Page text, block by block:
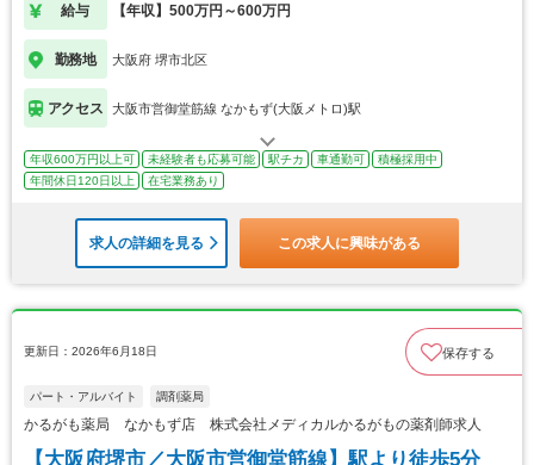
給与 【年収】500万円～600万円
勤務地 大阪府 堺市北区
アクセス 大阪市営御堂筋線 なかもず(大阪メトロ)駅
年収600万円以上可 未経験者も応募可能 駅チカ 車通勤可
積極採用中
年間休日120日以上
在宅業務あり
求人の詳細を見る この求人に興味がある
更新日：2026年6月18日 保存する
パート・アルバイト 調剤薬局
かるがも薬局 なかもず店 株式会社メディカルかるがもの薬剤師求人
【大阪府堺市／大阪市営御堂筋線】駅より徒歩5分